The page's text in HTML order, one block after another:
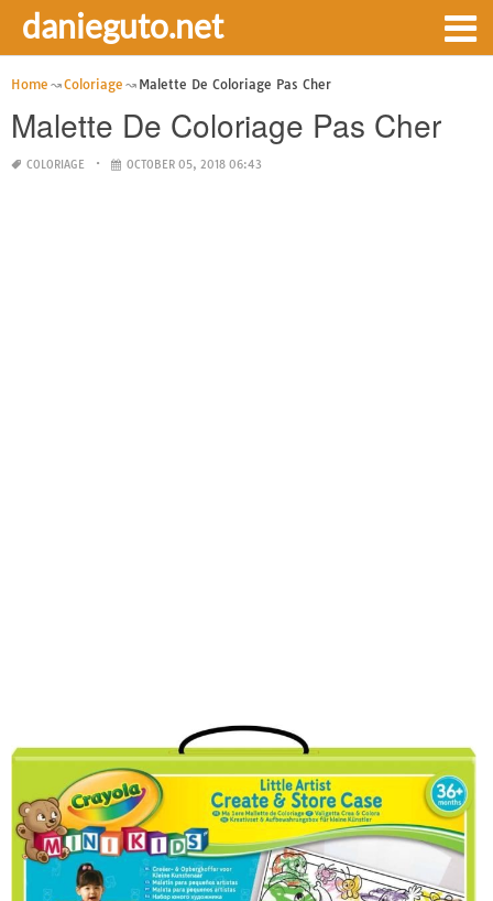
danieguto.net
Home Coloriage Malette De Coloriage Pas Cher
Malette De Coloriage Pas Cher
COLORIAGE OCTOBER 05, 2018 06:43